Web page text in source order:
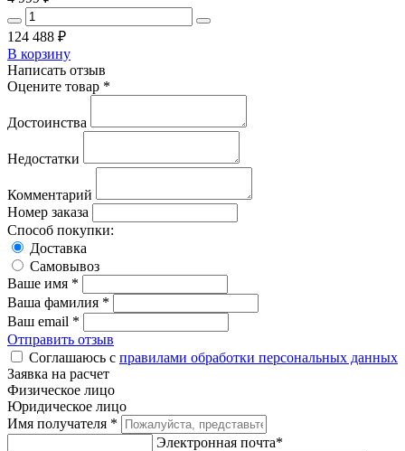
124 488 ₽
В корзину
Написать отзыв
Оцените товар *
Достоинства
Недостатки
Комментарий
Номер заказа
Способ покупки:
Доставка
Самовывоз
Ваше имя *
Ваша фамилия *
Ваш email *
Отправить отзыв
Соглашаюсь с правилами обработки персональных данных
Заявка на расчет
Физическое лицо
Юридическое лицо
Имя получателя *
Электронная почта*